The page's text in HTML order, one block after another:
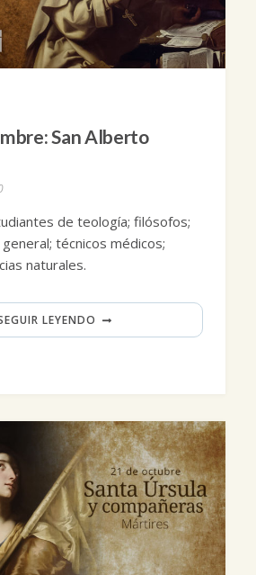
San Alberto
de teología; filósofos;
técnicos médicos;
naturales.
LEYENDO